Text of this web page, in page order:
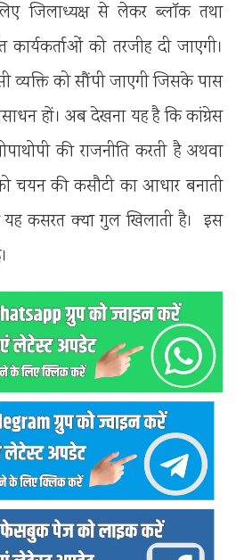
जिलाध्यक्ष से लेकर ब्लॉक तथा
कार्यकर्ताओं को तरजीह दी जाएगी।
व्यक्ति को सौंपी जाएगी जिसके पास
हों। अब देखना यह है कि कांग्रेस
की राजनीति करती है अथवा
चयन की कसौटी का आधार बनाती
कसरत क्या गुल खिलाती है। इस